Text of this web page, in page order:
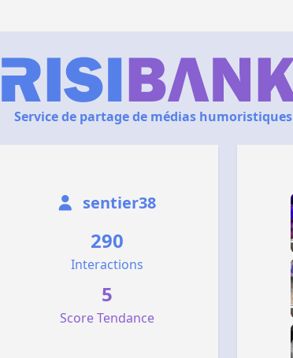
Service de partage de médias humoristiques
sentier38
290
Interactions
5
Score Tendance